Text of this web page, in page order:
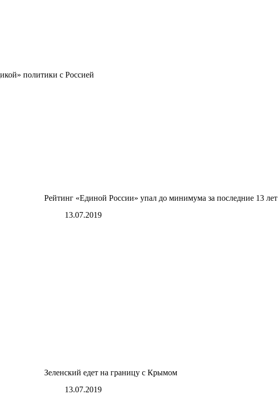
политики с Россией
Рейтинг «Единой России» упал до минимума за последние 13 лет
13.07.2019
Зеленский едет на границу с Крымом
13.07.2019